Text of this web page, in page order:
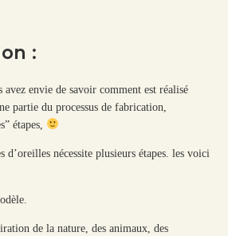
:
avez envie de savoir comment est réalisé
partie du processus de fabrication,
étapes,
d’oreilles nécessite plusieurs étapes. les voici
de la nature, des animaux, des